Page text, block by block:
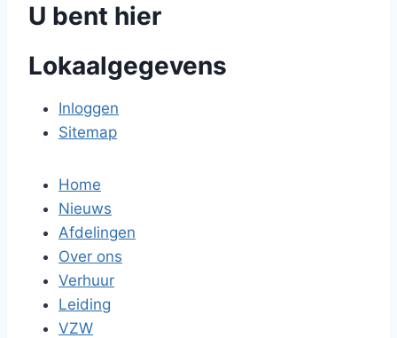
U bent hier
Lokaalgegevens
Inloggen
Sitemap
Home
Nieuws
Afdelingen
Over ons
Verhuur
Leiding
VZW